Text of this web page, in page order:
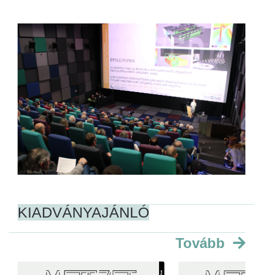
KIADVÁNYAJÁNLÓ
Tovább